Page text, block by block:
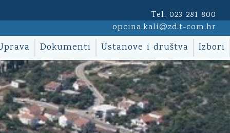
Tel. 023 281 800
opcina.kali@zd.t-com.hr
Dokumenti Ustanove i društva Izbori